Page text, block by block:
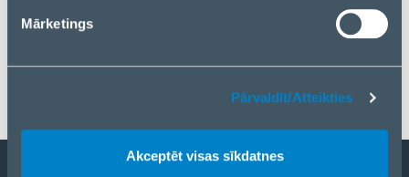
Mārketings
Pārvaldīt/Atteikties
Akceptēt visas sīkdatnes